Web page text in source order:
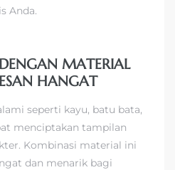
Anda.
MATERIAL
HANGAT
seperti kayu, batu bata,
menciptakan tampilan
Kombinasi material ini
dan menarik bagi